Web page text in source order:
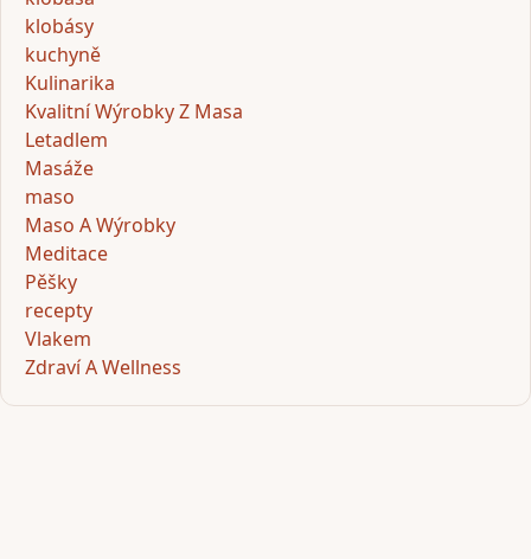
klobásy
kuchyně
Kulinarika
Kvalitní Wýrobky Z Masa
Letadlem
Masáže
maso
Maso A Wýrobky
Meditace
Pěšky
recepty
Vlakem
Zdraví A Wellness